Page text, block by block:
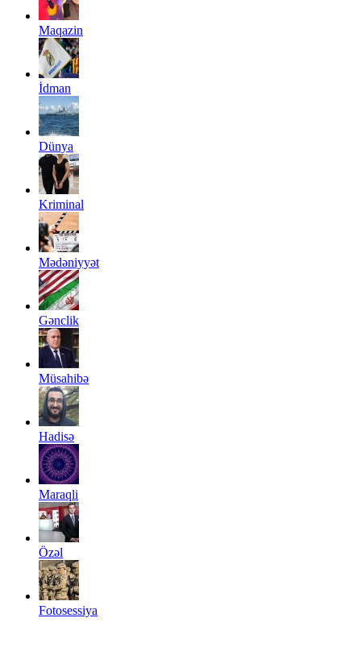
Maqazin
İdman
Dünya
Kriminal
Mədəniyyət
Gənclik
Müsahibə
Hadisə
Maraqli
Özəl
Fotosessiya